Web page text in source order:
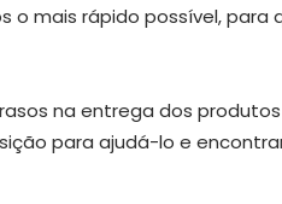
mais rápido possível,
na entrega dos
para ajudá-lo e